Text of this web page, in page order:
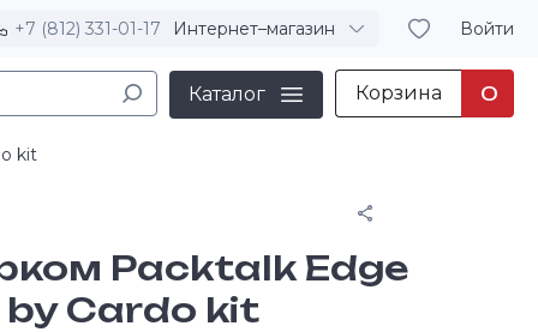
+7 (812) 331-01-17 Интернет–магазин Войти
Каталог Корзина 0
kit
Packtalk Edge
Cardo kit